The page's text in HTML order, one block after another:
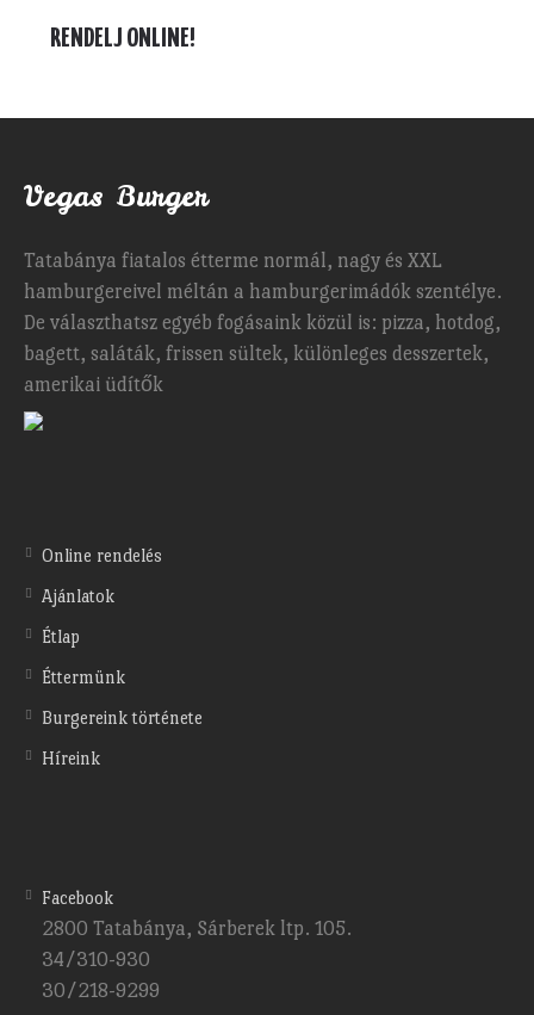
RENDELJ ONLINE!
Vegas Burger
Tatabánya fiatalos étterme normál, nagy és XXL
hamburgereivel méltán a hamburgerimádók szentélye.
De választhatsz egyéb fogásaink közül is: pizza, hotdog,
bagett, saláták, frissen sültek, különleges desszertek,
amerikai üdítők
Online rendelés
Ajánlatok
Étlap
Éttermünk
Burgereink története
Híreink
Facebook
2800 Tatabánya, Sárberek ltp. 105.
34/310-930
30/218-9299